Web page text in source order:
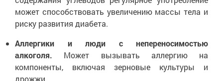
может способствовать увеличению массы тела и
риску развития диабета.
Аллергики и люди с непереносимостью
алкоголя. Может вызывать аллергию на
компоненты, включая зерновые культуры и
дрожжи.